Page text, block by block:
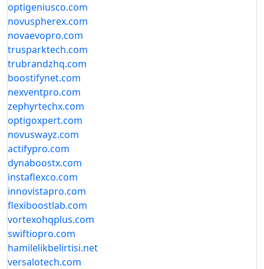
optigeniusco.com
novuspherex.com
novaevopro.com
trusparktech.com
trubrandzhq.com
boostifynet.com
nexventpro.com
zephyrtechx.com
optigoxpert.com
novuswayz.com
actifypro.com
dynaboostx.com
instaflexco.com
innovistapro.com
flexiboostlab.com
vortexohqplus.com
swiftiopro.com
hamilelikbelirtisi.net
versalotech.com